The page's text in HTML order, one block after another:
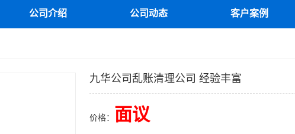
公司介绍 公司动态 客户案例
九华公司乱账清理公司 经验丰富
价格： 面议